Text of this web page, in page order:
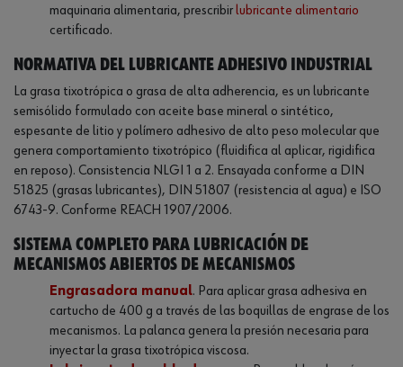
maquinaria alimentaria, prescribirlubricante alimentario
certificado.
Normativa del lubricante adhesivo industrial
La grasa tixotrópica o grasa de alta adherencia, es un lubricante
semisólido formulado con aceite base mineral o sintético,
espesante de litio y polímero adhesivo de alto peso molecular que
genera comportamiento tixotrópico (fluidifica al aplicar, rigidifica
en reposo). Consistencia NLGI 1 a 2. Ensayada conforme a DIN
51825 (grasas lubricantes), DIN 51807 (resistencia al agua) e ISO
6743-9. Conforme REACH 1907/2006.
Sistema completo para lubricación de
mecanismos abiertos de mecanismos
Engrasadora manual. Para aplicar grasa adhesiva en
cartucho de 400 g a través de las boquillas de engrase de los
mecanismos. La palanca genera la presión necesaria para
inyectar la grasa tixotrópica viscosa.